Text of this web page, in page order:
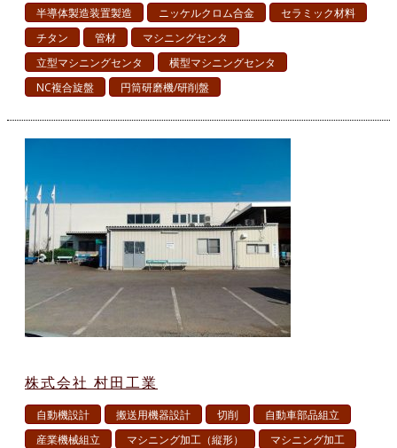
半導体製造装置製造 ニッケルクロム合金
セラミック材料
チタン
管材
マシニングセンタ
立型マシニングセンタ
横型マシニングセンタ
NC複合旋盤
円筒研磨機/研削盤
株式会社 村田工業
自動機設計 搬送用機器設計 切削
自動車部品組立
産業機械組立
マシニング加工（縦形）
マシニング加工